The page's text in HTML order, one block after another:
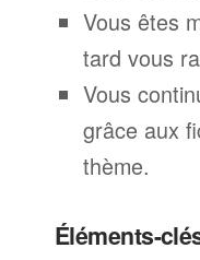
Vous êtes
tard vous
Vous
grâce aux
thème.
Éléments-